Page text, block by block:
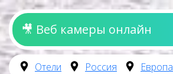
🎥 Веб камеры онлайн
Отели Россия Европа